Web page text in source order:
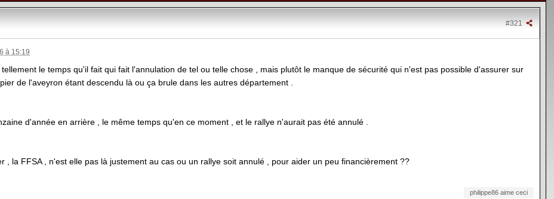
#321
à 15:19
le temps qu'il fait qui fait l'annulation de tel ou telle chose , mais plutôt le manque de sécurité qui n'est pas possible d'assurer sur
de l'aveyron étant descendu là ou ça brule dans les autres département .
d'année en arrière , le même temps qu'en ce moment , et le rallye n'aurait pas été annulé .
, la FFSA , n'est elle pas là justement au cas ou un rallye soit annulé , pour aider un peu financièrement ??
philippe86 aime ceci